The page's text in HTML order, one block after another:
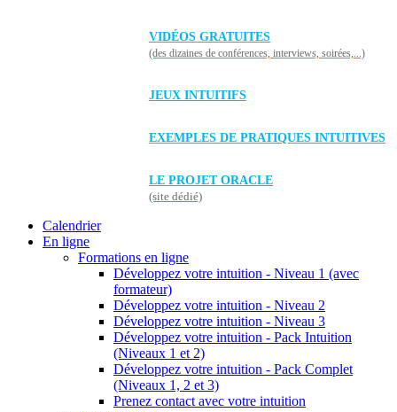
VIDÉOS GRATUITES
(des dizaines de conférences, interviews, soirées,...)
JEUX INTUITIFS
EXEMPLES DE PRATIQUES INTUITIVES
LE PROJET ORACLE
(site dédié)
Calendrier
En ligne
Formations en ligne
Développez votre intuition - Niveau 1 (avec
formateur)
Développez votre intuition - Niveau 2
Développez votre intuition - Niveau 3
Développez votre intuition - Pack Intuition
(Niveaux 1 et 2)
Développez votre intuition - Pack Complet
(Niveaux 1, 2 et 3)
Prenez contact avec votre intuition